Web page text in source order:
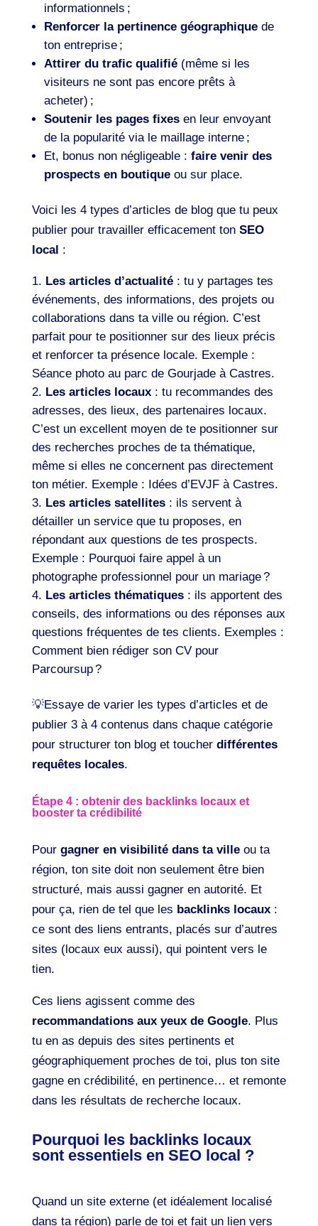
informationnels ;
Renforcer la pertinence géographiquede
ton entreprise ;
Attirer du trafic qualifié(même si les
visiteurs ne sont pas encore prêts à
acheter) ;
Soutenir les pages fixesen leur envoyant
de la popularité via le maillage interne ;
Et, bonus non négligeable : faire venir des
prospects en boutiqueou sur place.
Voici les 4 types d’articles de blog que tu peux
publier pour travailler efficacement ton SEO
local :
Les articles d’actualité: tu y partages tes
événements, des informations, des projets ou
collaborations dans ta ville ou région. C’est
parfait pour te positionner sur des lieux précis
et renforcer ta présence locale. Exemple :
Séance photo au parc de Gourjade à Castres.
Les articles locaux : tu recommandes des
adresses, des lieux, des partenaires locaux.
C’est un excellent moyen de te positionner sur
des recherches proches de ta thématique,
même si elles ne concernent pas directement
ton métier. Exemple : Idées d’EVJF à Castres.
Les articles satellites : ils servent à
détailler un service que tu proposes, en
répondant aux questions de tes prospects.
Exemple : Pourquoi faire appel à un
photographe professionnel pour un mariage ?
Les articles thématiques: ils apportent des
conseils, des informations ou des réponses aux
questions fréquentes de tes clients. Exemples :
Comment bien rédiger son CV pour
Parcoursup ?
💡Essaye de varier les types d’articles et de
publier 3 à 4 contenus dans chaque catégorie
pour structurer ton blog et toucher différentes
requêtes locales.
Étape 4 : obtenir des backlinks locaux et
booster ta crédibilité
Pour gagner en visibilité dans ta villeou ta
région, ton site doit non seulement être bien
structuré, mais aussi gagner en autorité. Et
pour ça, rien de tel que les backlinks locaux:
ce sont des liens entrants, placés sur d’autres
sites (locaux eux aussi), qui pointent vers le
tien.
Ces liens agissent comme des
recommandations aux yeux de Google. Plus
tu en as depuis des sites pertinents et
géographiquement proches de toi, plus ton site
gagne en crédibilité, en pertinence… et remonte
dans les résultats de recherche locaux.
Pourquoi les backlinks locaux
sont essentiels en SEO local ?
Quand un site externe (et idéalement localisé
dans ta région) parle de toi et fait un lien vers